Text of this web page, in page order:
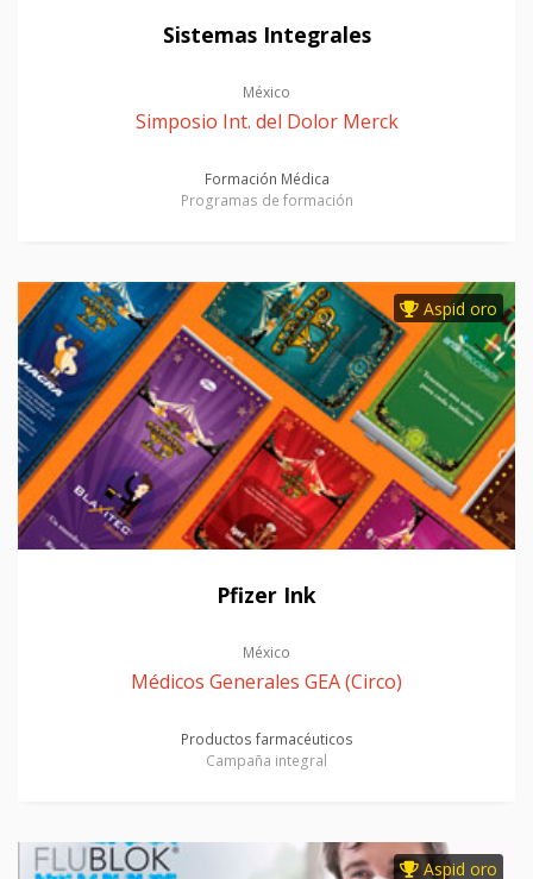
Sistemas Integrales
México
Simposio Int. del Dolor Merck
Formación Médica
Programas de formación
Aspid oro
Pfizer Ink
México
Médicos Generales GEA (Circo)
Productos farmacéuticos
Campaña integral
Aspid oro